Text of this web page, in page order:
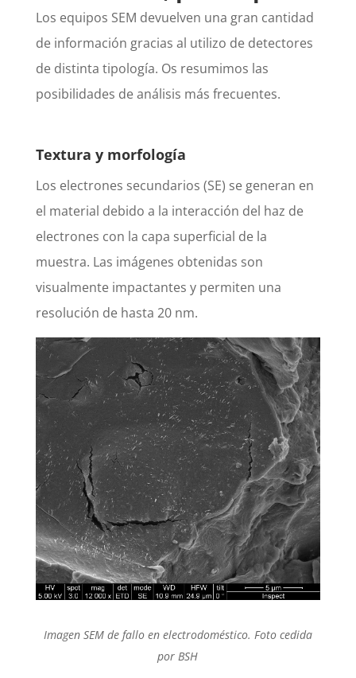
Los equipos SEM devuelven una gran cantidad
de información gracias al utilizo de detectores
de distinta tipología. Os resumimos las
posibilidades de análisis más frecuentes.
Textura y morfología
Los electrones secundarios (SE) se generan en
el material debido a la interacción del haz de
electrones con la capa superficial de la
muestra. Las imágenes obtenidas son
visualmente impactantes y permiten una
resolución de hasta 20 nm.
Imagen SEM de fallo en electrodoméstico. Foto cedida
por BSH